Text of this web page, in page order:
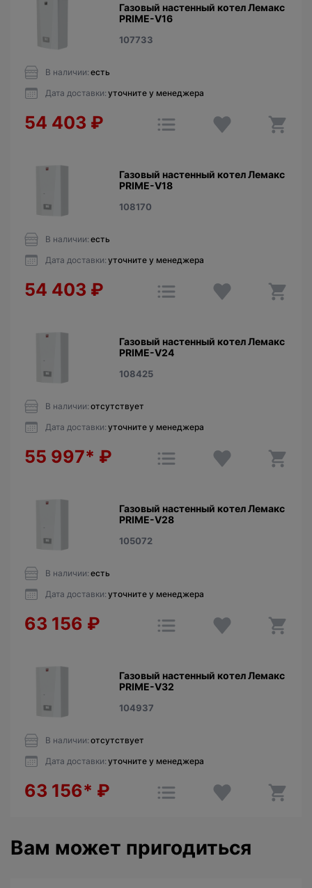
Газовый настенный котел Лемакс
PRIME-V16
107733
В наличии: есть
Дата доставки: уточните у менеджера
54 403 ₽
Газовый настенный котел Лемакс
PRIME-V18
108170
В наличии: есть
Дата доставки: уточните у менеджера
54 403 ₽
Газовый настенный котел Лемакс
PRIME-V24
108425
В наличии: отсутствует
Дата доставки: уточните у менеджера
55 997* ₽
Газовый настенный котел Лемакс
PRIME-V28
105072
В наличии: есть
Дата доставки: уточните у менеджера
63 156 ₽
Газовый настенный котел Лемакс
PRIME-V32
104937
В наличии: отсутствует
Дата доставки: уточните у менеджера
63 156* ₽
Вам может пригодиться